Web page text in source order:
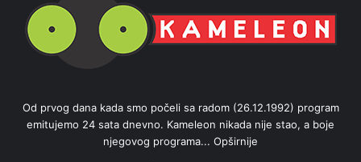
Od prvog dana kada smo počeli sa radom (26.12.1992) program
emitujemo 24 sata dnevno. Kameleon nikada nije stao, a boje
njegovog programa... Opširnije